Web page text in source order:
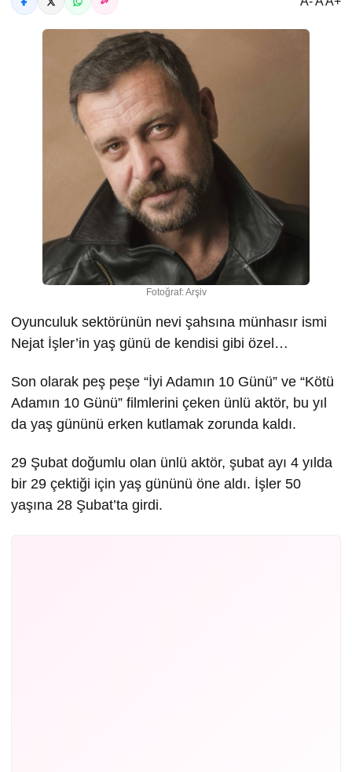
Fotoğraf: Arşiv
Oyunculuk sektörünün nevi şahsına münhasır ismi
Nejat İşler’in yaş günü de kendisi gibi özel…
Son olarak peş peşe “İyi Adamın 10 Günü” ve “Kötü
Adamın 10 Günü” filmlerini çeken ünlü aktör, bu yıl
da yaş gününü erken kutlamak zorunda kaldı.
29 Şubat doğumlu olan ünlü aktör, şubat ayı 4 yılda
bir 29 çektiği için yaş gününü öne aldı. İşler 50
yaşına 28 Şubat’ta girdi.